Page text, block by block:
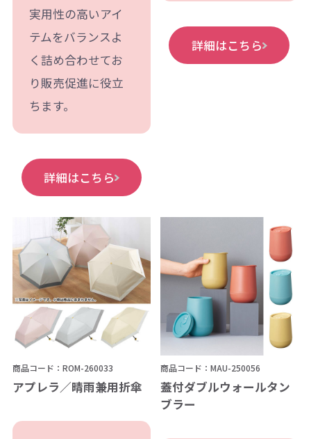
実用性の高いアイ
テムをバランスよ
く詰め合わせてお
り販売促進に役立
ちます。
詳細はこちら
詳細はこちら
商品コード：ROM-260033
アプレラ／晴雨兼用折傘
商品コード：MAU-250056
蓋付ダブルウォールタン
ブラー